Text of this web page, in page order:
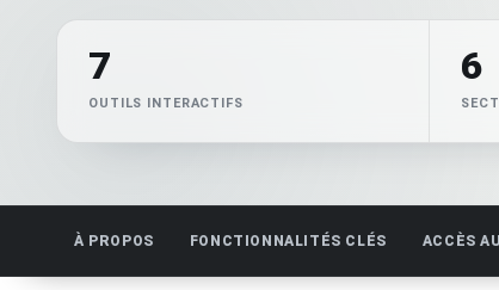
7
OUTILS INTERACTIFS
6
À PROPOS FONCTIONNALITÉS CLÉS ACCÈS